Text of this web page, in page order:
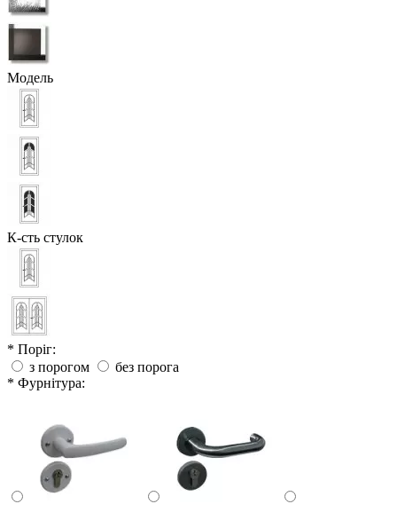
Модель
К-сть стулок
* Поріг:
з порогом
без порога
* Фурнітура: